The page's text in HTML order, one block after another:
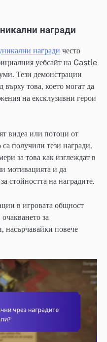
награди
награди често
уебсайт на Castle
Тези демонстрации
върху това, което могат да
на ексклузивни герои
видеа или потоци от
получили тези награди,
за това как изглеждат в
мотивацията и да
стойността на наградите.
в игровата общност
за
насърчавайки повече